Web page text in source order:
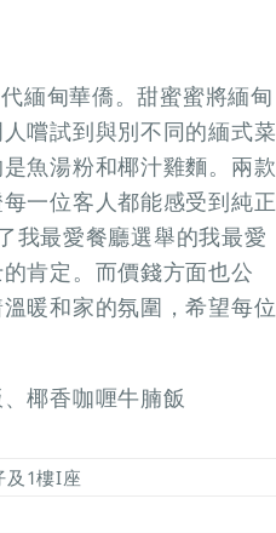
緬甸華僑。甜蜜蜜將緬甸
嚐試到與別不同的緬式菜
魚湯粉和椰汁雞麵。兩款
一位客人都能感受到純正
我最愛餐廳選舉的我最愛
肯定。而價錢方面也公
暖和家的氛圍，希望每位
椰香咖喱牛腩飯
及1樓I座